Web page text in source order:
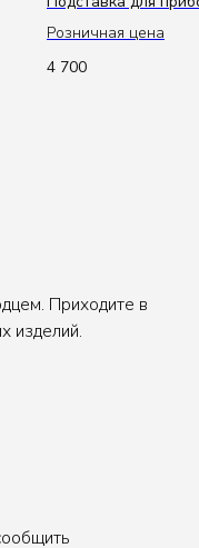
Розничная цена
4 700